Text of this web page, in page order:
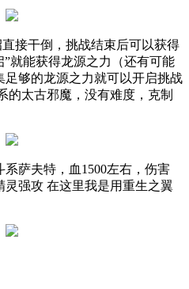
接干倒，挑战结束后可以获得
就能获得龙源之力（还有可能
够的龙源之力就可以开启挑战
的太古邪魔，没有难度，克制
萨夫特，血1500左右，伤害
强攻 在这里我是用重生之翼